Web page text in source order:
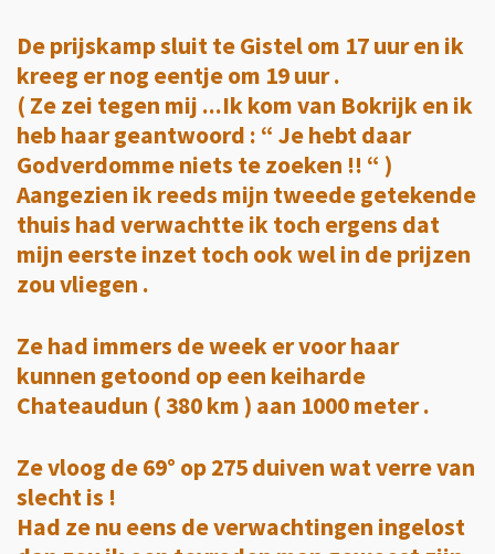
De prijskamp sluit te Gistel om 17 uur en ik
kreeg er nog eentje om 19 uur .
( Ze zei tegen mij ...Ik kom van Bokrijk en ik
heb haar geantwoord : “ Je hebt daar
Godverdomme niets te zoeken !! “ )
Aangezien ik reeds mijn tweede getekende
thuis had verwachtte ik toch ergens dat
mijn eerste inzet toch ook wel in de prijzen
zou vliegen .
Ze had immers de week er voor haar
kunnen getoond op een keiharde
Chateaudun ( 380 km ) aan 1000 meter .
Ze vloog de 69° op 275 duiven wat verre van
slecht is !
Had ze nu eens de verwachtingen ingelost